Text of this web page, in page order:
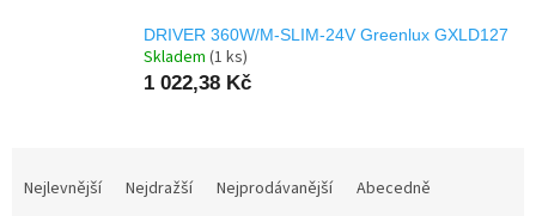
DRIVER 360W/M-SLIM-24V Greenlux GXLD127
Skladem (1 ks)
1 022,38 Kč
Nejlevnější Nejdražší Nejprodávanější Abecedně